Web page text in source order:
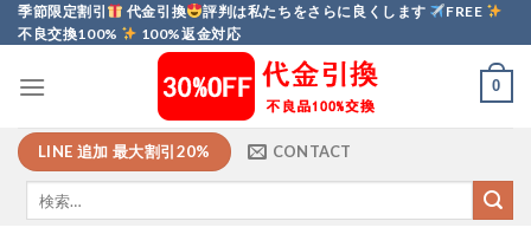
Skip
to
季節限定割引 代金引換 評判は私たちをさらに良くします
FREE
不良交換100%
100%返金対応
0
LINE 追加 最大割引20% CONTACT